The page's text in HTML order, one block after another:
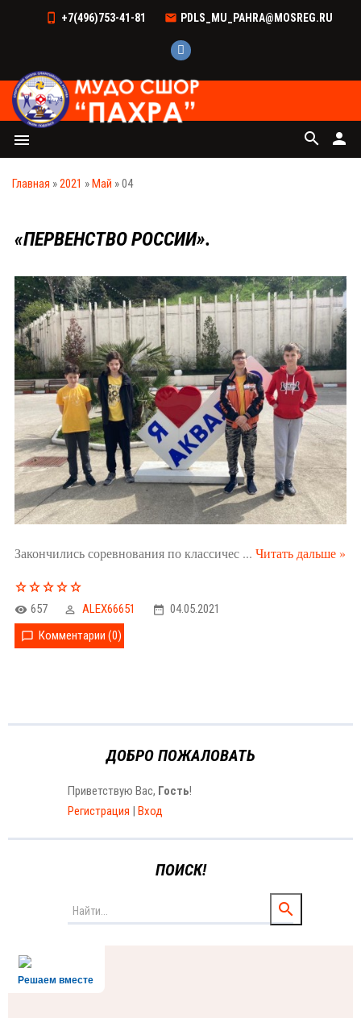
+7(496)753-41-81 PDLS_MU_PAHRA@MOSREG.RU
menu person
search
Главная »2021 »Май »04
«ПЕРВЕНСТВО РОССИИ».
Закончились соревнования по классичес ... Читать дальше »
657 ALEX66651
04.05.2021
Комментарии (0)
ДОБРО ПОЖАЛОВАТЬ
Приветствую Вас, Гость!
Регистрация | Вход
ПОИСК!
Решаем вместе